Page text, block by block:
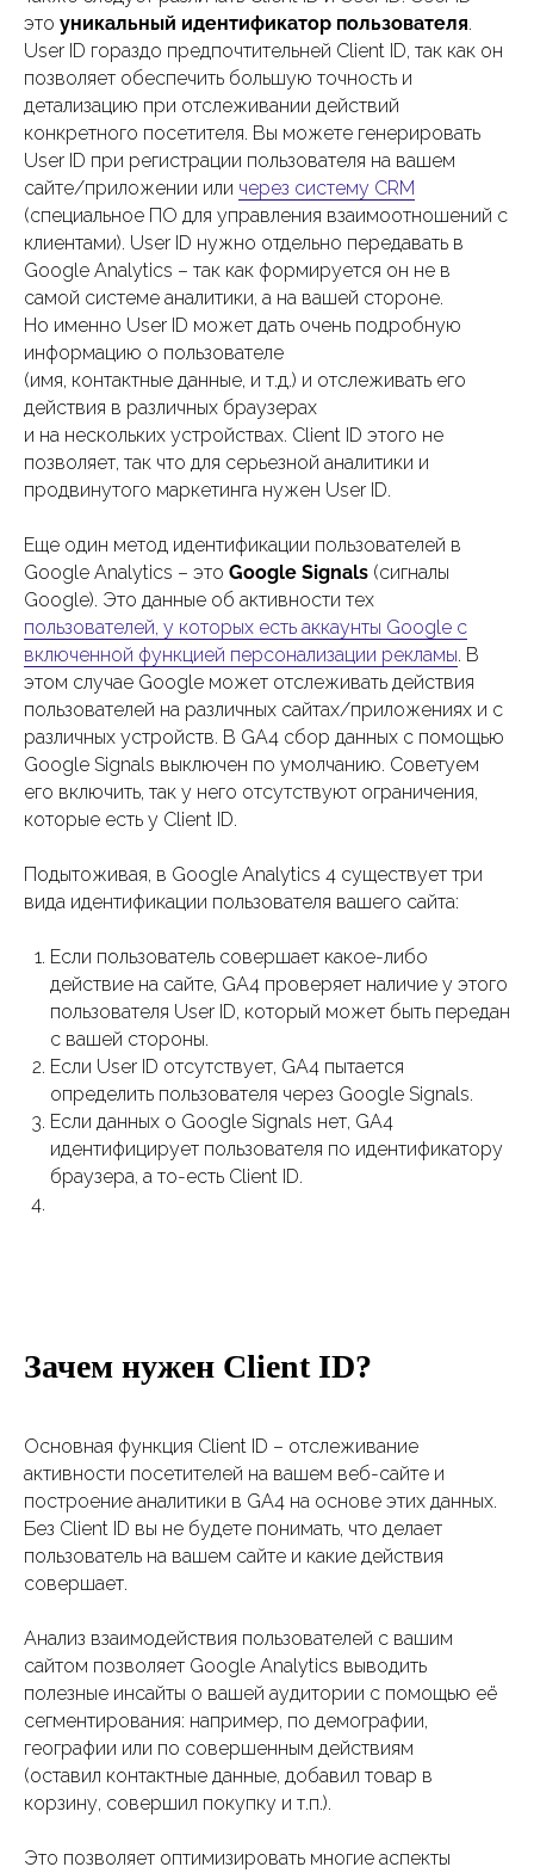
это уникальный идентификатор пользователя.
User ID гораздо предпочтительней Client ID, так как он
позволяет обеспечить большую точность и
детализацию при отслеживании действий
конкретного посетителя. Вы можете генерировать
User ID при регистрации пользователя на вашем
сайте/приложении или через систему CRM
(специальное ПО для управления взаимоотношений с
клиентами). User ID нужно отдельно передавать в
Google Analytics – так как формируется он не в
самой системе аналитики, а на вашей стороне.
Но именно User ID может дать очень подробную
информацию о пользователе
(имя, контактные данные, и т.д.) и отслеживать его
действия в различных браузерах
и на нескольких устройствах. Client ID этого не
позволяет, так что для серьезной аналитики и
продвинутого маркетинга нужен User ID.
Еще один метод идентификации пользователей в
Google Analytics – это Google Signals (сигналы
Google). Это данные об активности тех
пользователей, у которых есть аккаунты Google с
включенной функцией персонализации рекламы. В
этом случае Google может отслеживать действия
пользователей на различных сайтах/приложениях и с
различных устройств. В GA4 сбор данных с помощью
Google Signals выключен по умолчанию. Советуем
его включить, так у него отсутствуют ограничения,
которые есть у Client ID.
Подытоживая, в Google Analytics 4 существует три
вида идентификации пользователя вашего сайта:
Если пользователь совершает какое-либо
действие на сайте, GA4 проверяет наличие у этого
пользователя User ID, который может быть передан
с вашей стороны.
Если User ID отсутствует, GA4 пытается
определить пользователя через Google Signals.
Если данных о Google Signals нет, GA4
идентифицирует пользователя по идентификатору
браузера, а то-есть Client ID.
Зачем нужен Client ID?
Основная функция Client ID – отслеживание
активности посетителей на вашем веб-сайте и
построение аналитики в GA4 на основе этих данных.
Без Client ID вы не будете понимать, что делает
пользователь на вашем сайте и какие действия
совершает.
Анализ взаимодействия пользователей с вашим
сайтом позволяет Google Analytics выводить
полезные инсайты о вашей аудитории с помощью её
сегментирования: например, по демографии,
географии или по совершенным действиям
(оставил контактные данные, добавил товар в
корзину, совершил покупку и т.п.).
Это позволяет оптимизировать многие аспекты